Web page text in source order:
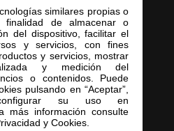
similares propias o
de almacenar o
del dispositivo, facilitar el
y servicios, con fines
y servicios, mostrar
y medición del
o contenidos. Puede
pulsando en “Aceptar”,
su uso en
más información consulte
y Cookies.
Inicio